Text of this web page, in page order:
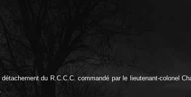
du R.C.C.C. commandé par le lieutenant-colonel